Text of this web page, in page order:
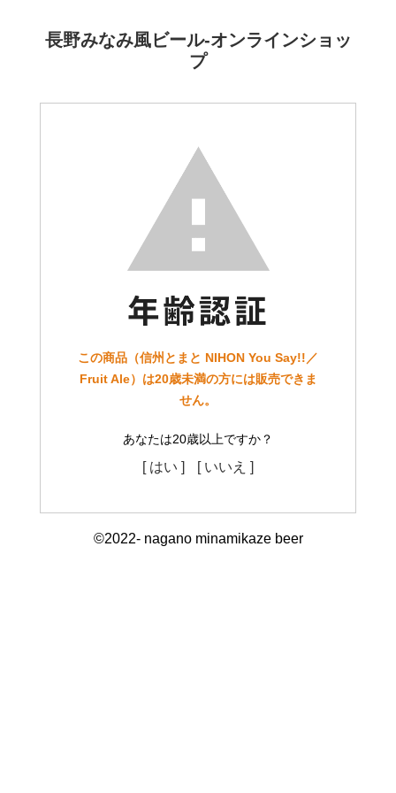
長野みなみ風ビール-オンラインショッ
プ
この商品（信州とまと NIHON You Say!!／
Fruit Ale）は20歳未満の方には販売できま
せん。
あなたは20歳以上ですか？
[ はい ] [ いいえ ]
©2022- nagano minamikaze beer